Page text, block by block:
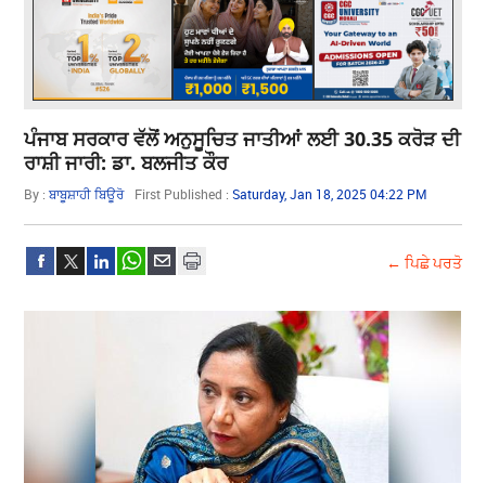
ਪੰਜਾਬ ਸਰਕਾਰ ਵੱਲੋਂ ਅਨੁਸੂਚਿਤ ਜਾਤੀਆਂ ਲਈ 30.35 ਕਰੋੜ ਦੀ
ਰਾਸ਼ੀ ਜਾਰੀ: ਡਾ. ਬਲਜੀਤ ਕੌਰ
By :ਬਾਬੂਸ਼ਾਹੀ ਬਿਊਰੋ First Published :Saturday, Jan 18, 2025 04:22 PM
← ਪਿਛੇ ਪਰਤੋ